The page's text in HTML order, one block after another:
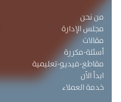
من نحن
مجلس الإدارة
مقالات
أسئلة-مكررة
مقاطع-فيديو-تعليمية
ابدأ الآن
خدمة العملاء